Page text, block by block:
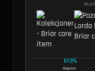
61.9%
Wygrane